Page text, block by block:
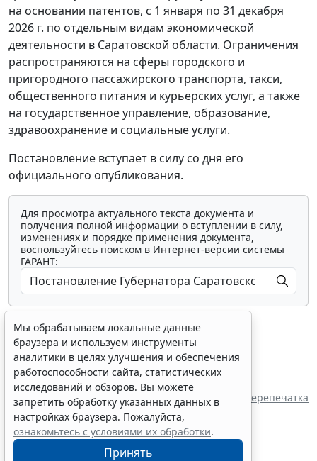
на основании патентов, с 1 января по 31 декабря
2026 г. по отдельным видам экономической
деятельности в Саратовской области. Ограничения
распространяются на сферы городского и
пригородного пассажирского транспорта, такси,
общественного питания и курьерских услуг, а также
на государственное управление, образование,
здравоохранение и социальные услуги.
Постановление вступает в силу со дня его
официального опубликования.
Для просмотра актуального текста документа и
получения полной информации о вступлении в силу,
изменениях и порядке применения документа,
воспользуйтесь поиском в Интернет-версии системы
ГАРАНТ:
Показать все материалы
Источник: Губернатор Саратовской области Перепечатка
Мы обрабатываем локальные данные
браузера и используем инструменты
аналитики в целях улучшения и обеспечения
работоспособности сайта, статистических
исследований и обзоров. Вы можете
запретить обработку указанных данных в
настройках браузера. Пожалуйста,
ознакомьтесь с условиями их обработки.
Принять